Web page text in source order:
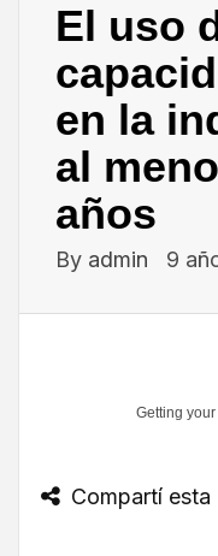
El uso
en la
al
años
By admin 9
Getting your
Compartí esta